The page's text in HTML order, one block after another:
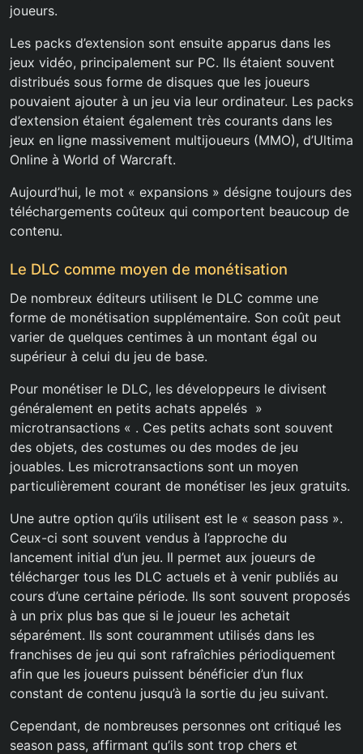
joueurs.
Les packs d’extension sont ensuite apparus dans les
jeux vidéo, principalement sur PC. Ils étaient souvent
distribués sous forme de disques que les joueurs
pouvaient ajouter à un jeu via leur ordinateur. Les packs
d’extension étaient également très courants dans les
jeux en ligne massivement multijoueurs (MMO), d’Ultima
Online à World of Warcraft.
Aujourd’hui, le mot « expansions » désigne toujours des
téléchargements coûteux qui comportent beaucoup de
contenu.
Le DLC comme moyen de monétisation
De nombreux éditeurs utilisent le DLC comme une
forme de monétisation supplémentaire. Son coût peut
varier de quelques centimes à un montant égal ou
supérieur à celui du jeu de base.
Pour monétiser le DLC, les développeurs le divisent
généralement en petits achats appelés »
microtransactions « . Ces petits achats sont souvent
des objets, des costumes ou des modes de jeu
jouables. Les microtransactions sont un moyen
particulièrement courant de monétiser les jeux gratuits.
Une autre option qu’ils utilisent est le « season pass ».
Ceux-ci sont souvent vendus à l’approche du
lancement initial d’un jeu. Il permet aux joueurs de
télécharger tous les DLC actuels et à venir publiés au
cours d’une certaine période. Ils sont souvent proposés
à un prix plus bas que si le joueur les achetait
séparément. Ils sont couramment utilisés dans les
franchises de jeu qui sont rafraîchies périodiquement
afin que les joueurs puissent bénéficier d’un flux
constant de contenu jusqu’à la sortie du jeu suivant.
Cependant, de nombreuses personnes ont critiqué les
season pass, affirmant qu’ils sont trop chers et